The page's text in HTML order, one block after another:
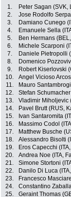
1. Peter Sagan
2.
Jose Rodolfo
3.
Damiano Cunego
4.
Emanuele Sella
5.
Ben Hermans
6.
Michele Scarponi
7.
Daniele Pietropolli
8.
Domenico
9.
Robert Kiserlovski
10.
Angel Vicioso
11.
Mauro
12.
Stefan
13.
Vladimir Miholjevic
14.
Pavel Brutt (RUS,
15.
Ivan Santaromita
16.
Massimo Codol
17.
Matthew Busche
18.
Alessandro Bisolti
19.
Eros Capecchi
20.
Andrea Noe (ITA,
21.
Simone Stortoni
22.
Danilo Di Luca
23.
Francesco
24.
Constantino
25.
Geraint Thomas